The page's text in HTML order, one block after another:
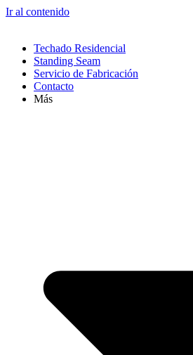
Ir al contenido
Techado Residencial
Standing Seam
Servicio de Fabricación
Contacto
Más